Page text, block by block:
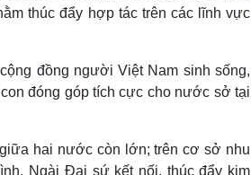
thúc đẩy hợp tác trên các lĩnh vực
đồng người Việt Nam sinh sống,
đóng góp tích cực cho nước sở tại
hai nước còn lớn; trên cơ sở nhu
Ngài Đại sứ kết nối, thúc đẩy kim